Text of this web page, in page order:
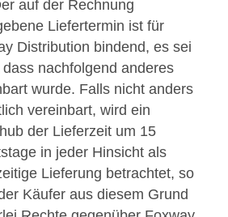
auf der Rechnung
Liefertermin ist für
Distribution bindend, es sei
nachfolgend anderes
wurde. Falls nicht anders
vereinbart, wird ein
der Lieferzeit um 15
in jeder Hinsicht als
Lieferung betrachtet, so
Käufer aus diesem Grund